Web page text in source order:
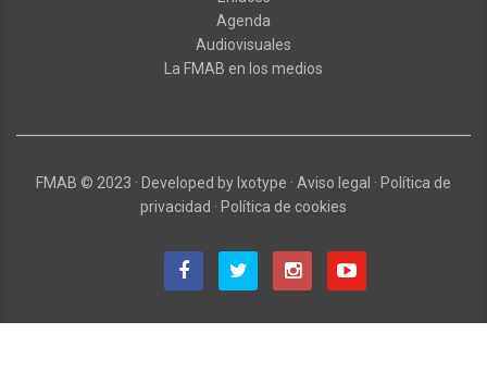
Agenda
Audiovisuales
La FMAB en los medios
FMAB © 2023 · Developed by Ixotype · Aviso legal · Política de
privacidad · Política de cookies